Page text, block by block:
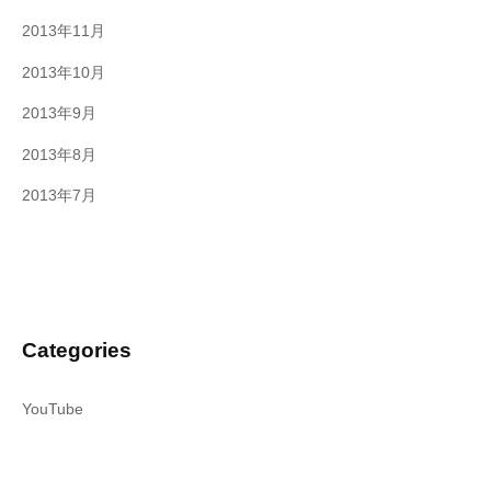
2013年11月
2013年10月
2013年9月
2013年8月
2013年7月
Categories
YouTube